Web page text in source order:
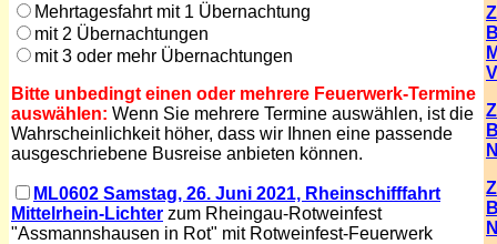
Mehrtagesfahrt mit 1 Übernachtung
mit 2 Übernachtungen
mit 3 oder mehr Übernachtungen
Bitte unbedingt einen oder mehrere Feuerwerk-Termine
auswählen: Wenn Sie mehrere Termine auswählen, ist die
Wahrscheinlichkeit höher, dass wir Ihnen eine passende
ausgeschriebene Busreise anbieten können.
ML0602 Samstag, 26. Juni 2021, Rheinschifffahrt
Mittelrhein-Lichter zum Rheingau-Rotweinfest
"Assmannshausen in Rot" mit Rotweinfest-Feuerwerk